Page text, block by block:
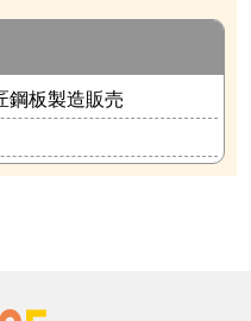
鋼板製造販売